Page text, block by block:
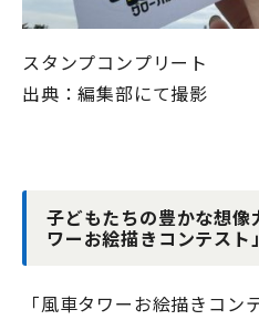
スタンプコンプリート
出典：編集部にて撮影
子どもたちの豊かな想像
ワーお絵描きコンテスト」
「風車タワーお絵描きコ